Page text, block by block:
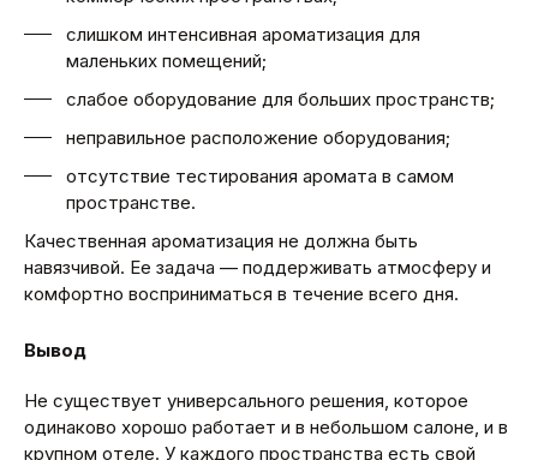
слишком интенсивная ароматизация для
маленьких помещений;
слабое оборудование для больших пространств;
неправильное расположение оборудования;
отсутствие тестирования аромата в самом
пространстве.
Качественная ароматизация не должна быть
навязчивой. Ее задача — поддерживать атмосферу и
комфортно восприниматься в течение всего дня.
Вывод
Не существует универсального решения, которое
одинаково хорошо работает и в небольшом салоне, и в
крупном отеле. У каждого пространства есть свой